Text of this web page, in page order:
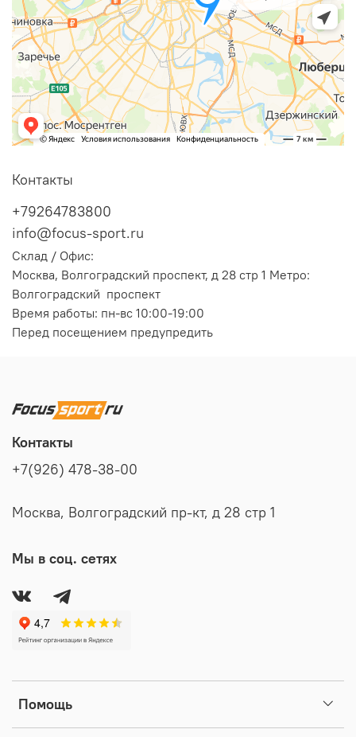
Контакты
+79264783800
info@focus-sport.ru
Склад / Офис:
Москва, Волгоградский проспект, д 28 стр 1 Метро:
Волгоградский проспект
Время работы: пн-вс 10:00-19:00
Перед посещением предупредить
Помощь
Контакты
+7(926) 478-38-00
Москва, Волгоградский пр-кт, д 28 стр 1
Мы в соц. сетях